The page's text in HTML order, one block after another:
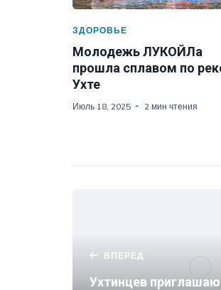
ЗДОРОВЬЕ
Молодежь ЛУКОЙЛа
прошла сплавом по
Ухте
Июль 18, 2025 2 мин чтения
ВПЕРЕД
Ухтинцев